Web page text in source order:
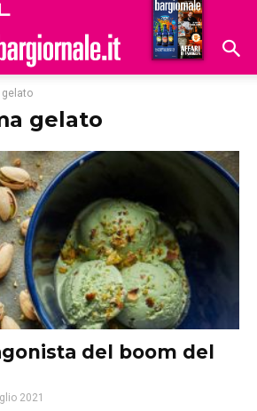
Hoteldomani
gelato
del boom del
2021